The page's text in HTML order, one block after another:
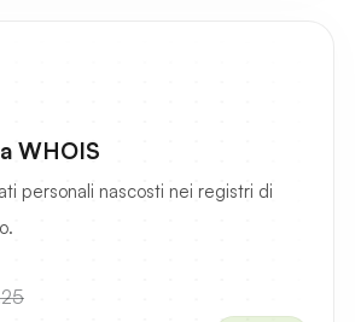
WHOIS
personali nascosti nei registri di